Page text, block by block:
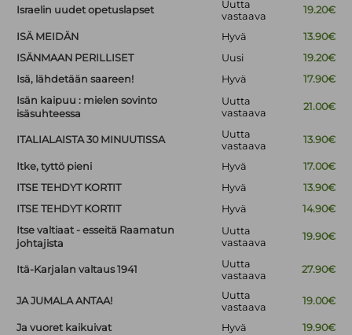
Israelin uudet opetuslapset
Uutta
vastaava
19.20€
ISÄ MEIDÄN Hyvä
13.90€
ISÄNMAAN PERILLISET
Uusi
19.20€
Isä, lähdetään saareen!
Hyvä
17.90€
Isän kaipuu : mielen sovinto
isäsuhteessa
Uutta
vastaava
21.00€
ITALIALAISTA 30 MINUUTISSA
Uutta
vastaava
13.90€
Itke, tyttö pieni Hyvä
17.00€
ITSE TEHDYT KORTIT
Hyvä
13.90€
ITSE TEHDYT KORTIT
Hyvä
14.90€
Itse valtiaat - esseitä Raamatun
johtajista
Uutta
vastaava
19.90€
Itä-Karjalan valtaus 1941
Uutta
vastaava
27.90€
JA JUMALA ANTAA!
Uutta
vastaava
19.00€
Ja vuoret kaikuivat Hyvä
19.90€